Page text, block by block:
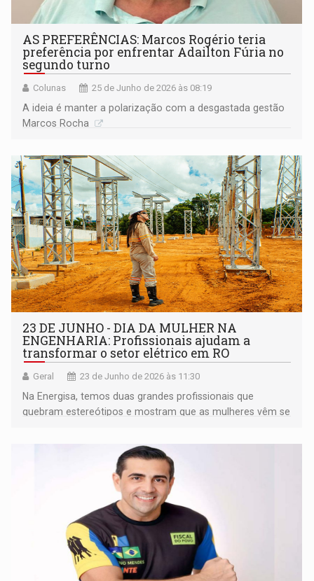
AS PREFERÊNCIAS: Marcos Rogério teria
preferência por enfrentar Adailton Fúria no
segundo turno
Colunas 25 de Junho de 2026 às 08:19
A ideia é manter a polarização com a desgastada gestão
Marcos Rocha
23 DE JUNHO - DIA DA MULHER NA
ENGENHARIA: Profissionais ajudam a
transformar o setor elétrico em RO
Geral 23 de Junho de 2026 às 11:30
Na Energisa, temos duas grandes profissionais que
quebram estereótipos e mostram que as mulheres vêm se
masculinas